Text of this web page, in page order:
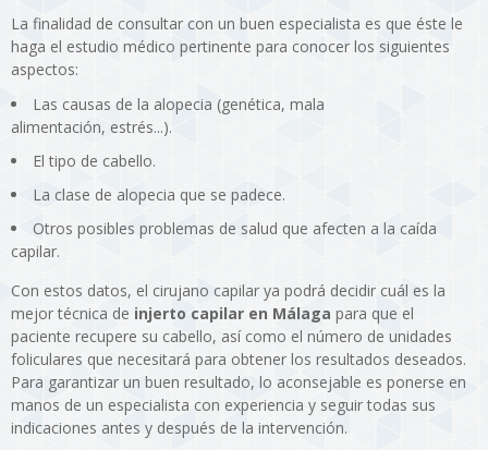
La finalidad de consultar con un buen especialista es que éste le
haga el estudio médico pertinente para conocer los siguientes
aspectos:
Las causas de la alopecia (genética, mala
alimentación, estrés...).
El tipo de cabello.
La clase de alopecia que se padece.
Otros posibles problemas de salud que afecten a la caída
capilar.
Con estos datos, el cirujano capilar ya podrá decidir cuál es la
mejor técnica de injerto capilar en Málaga para que el
paciente recupere su cabello, así como el número de unidades
foliculares que necesitará para obtener los resultados deseados.
Para garantizar un buen resultado, lo aconsejable es ponerse en
manos de un especialista con experiencia y seguir todas sus
indicaciones antes y después de la intervención.